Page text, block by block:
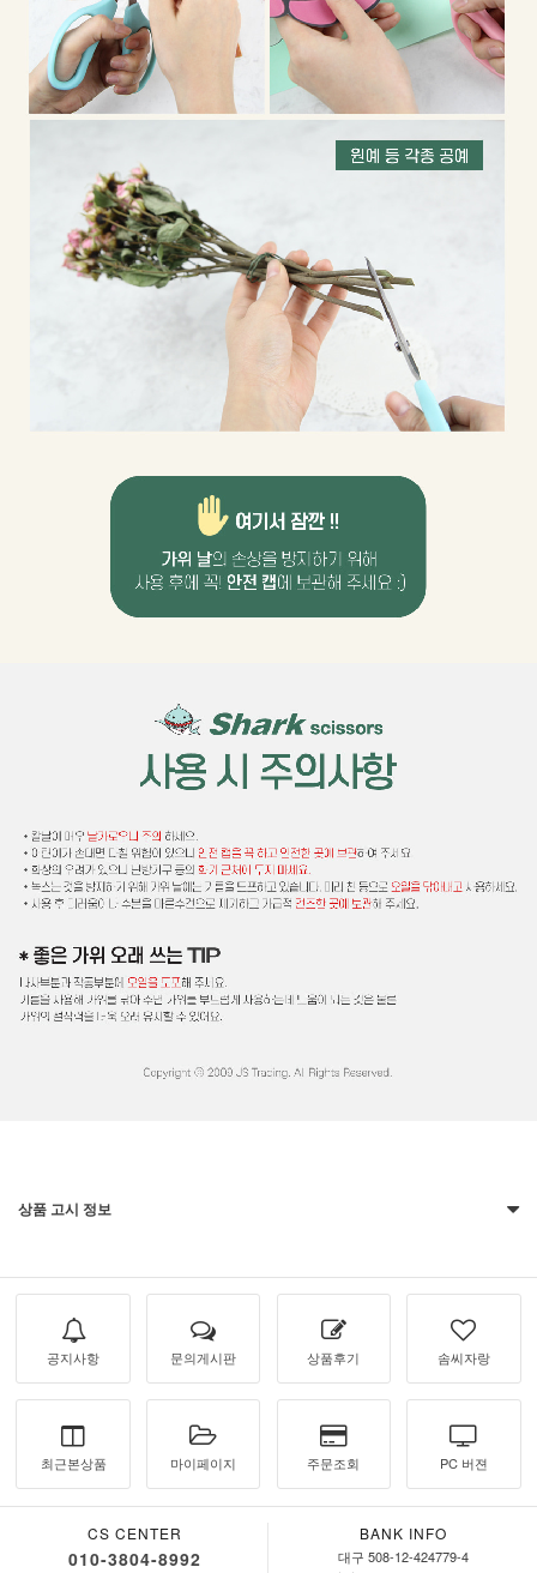
상품 고시 정보
공지사항 문의게시판 상품후기 솜씨자랑
최근본상품 마이페이지 주문조회 PC 버젼
CS CENTER
010-3804-8992
BANK INFO
대구 508-12-424779-4